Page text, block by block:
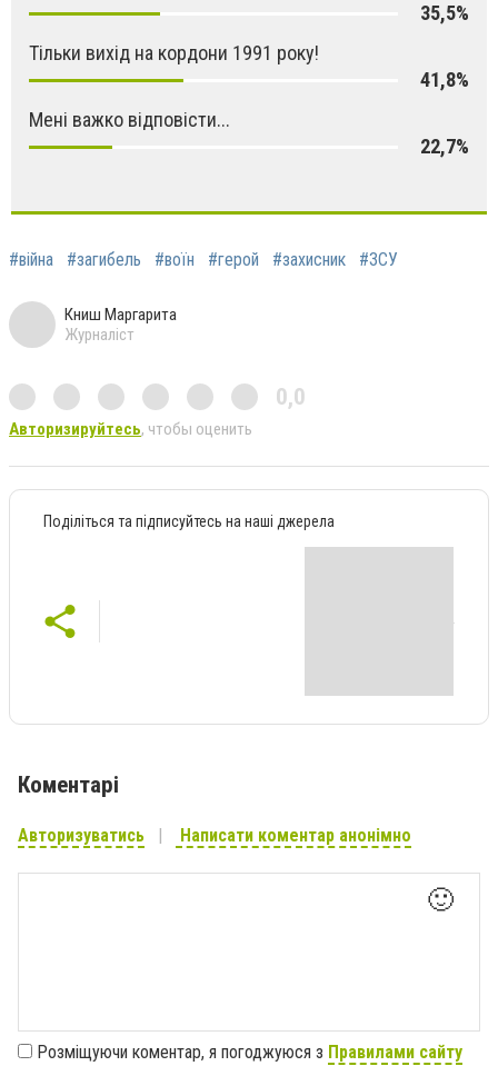
35,5%
Тільки вихід на кордони 1991 року!
41,8%
Мені важко відповісти...
22,7%
#війна #загибель #воїн #герой #захисник #ЗСУ
Книш Маргарита
Журналіст
0,0
Авторизируйтесь, чтобы оценить
Поділіться та підписуйтесь на наші джерела
Коментарі
Авторизуватись Написати коментар анонімно
🙂
Розміщуючи коментар, я погоджуюся з Правилами сайту